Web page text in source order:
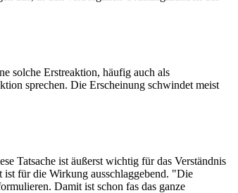
solche Erstreaktion, häufig auch als
sprechen. Die Erscheinung schwindet meist
Tatsache ist äußerst wichtig für das Verständnis
für die Wirkung ausschlaggebend. "Die
Damit ist schon fas das ganze